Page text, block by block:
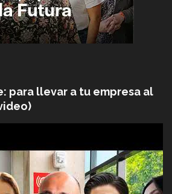
para llevar a tu empresa al